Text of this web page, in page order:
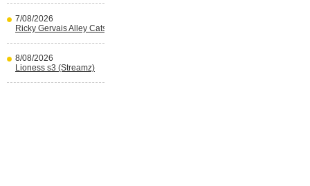
7/08/2026
Ricky Gervais Alley Cats (Netflix)
8/08/2026
Lioness s3 (Streamz)